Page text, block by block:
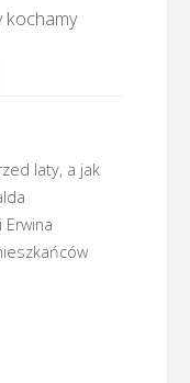
kochamy
laty, a jak
Erwina